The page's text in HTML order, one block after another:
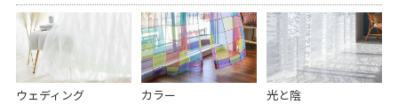
ウェディング カラー 光と陰